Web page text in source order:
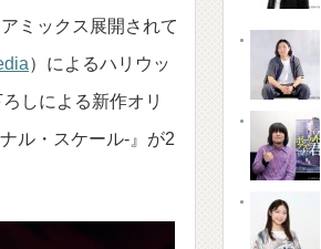
ミックス展開されて
）によるハリウッ
しによる新作オリ
ル・スケール-』が2